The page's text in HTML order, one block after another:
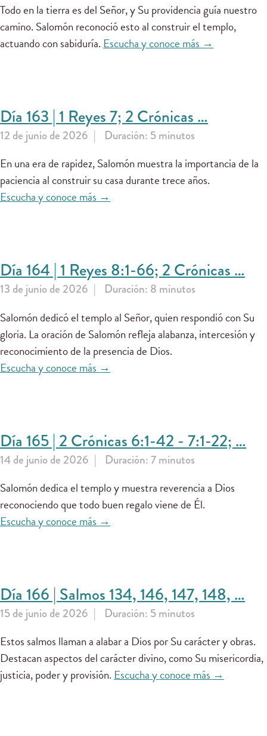
Todo en la tierra es del Señor, y Su providencia guía nuestro
camino. Salomón reconoció esto al construir el templo,
actuando con sabiduría.Escucha y conoce más →
Día 163 | 1 Reyes 7; 2 Crónicas …
12 de junio de 2026 Duración: 5 minutos
En una era de rapidez, Salomón muestra la importancia de la
paciencia al construir su casa durante trece años.
Escucha y conoce más →
Día 164 | 1 Reyes 8:1-66; 2 Crónicas …
13 de junio de 2026 Duración: 8 minutos
Salomón dedicó el templo al Señor, quien respondió con Su
gloria. La oración de Salomón refleja alabanza, intercesión y
reconocimiento de la presencia de Dios.
Escucha y conoce más →
Día 165 | 2 Crónicas 6:1-42 - 7:1-22; …
14 de junio de 2026 Duración: 7 minutos
Salomón dedica el templo y muestra reverencia a Dios
reconociendo que todo buen regalo viene de Él.
Escucha y conoce más →
Día 166 | Salmos 134, 146, 147, 148, …
15 de junio de 2026 Duración: 5 minutos
Estos salmos llaman a alabar a Dios por Su carácter y obras.
Destacan aspectos del carácter divino, como Su misericordia,
justicia, poder y provisión.Escucha y conoce más →